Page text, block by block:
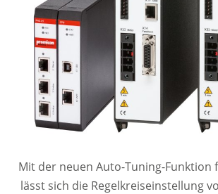
Mit der neuen Auto-Tuning-
lässt sich die Regelkreiseinstellung